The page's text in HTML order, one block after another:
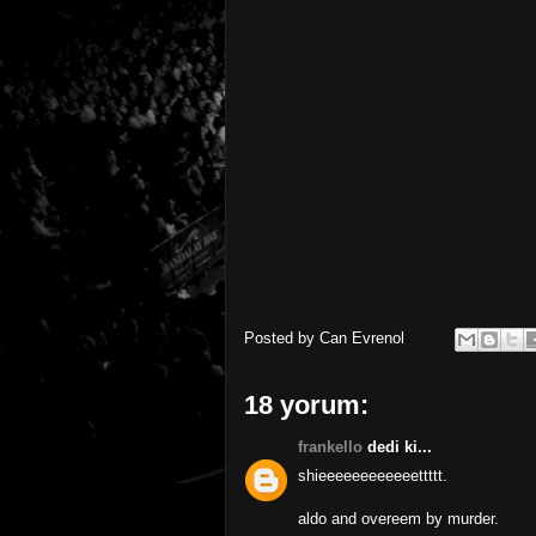
Posted by Can Evrenol
18 yorum:
frankello dedi ki...
shieeeeeeeeeeeettttt.
aldo and overeem by murder.